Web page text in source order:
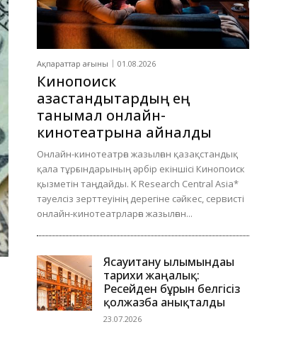
Ақпараттар ағыны 01.08.2026
Кинопоиск
қазақстандықтардың ең
танымал онлайн-
кинотеатрына айналды
Онлайн-кинотеатрға жазылған қазақстандық
қала тұрғындарының әрбір екіншісі Кинопоиск
қызметін таңдайды. K Research Central Asia*
тәуелсіз зерттеуінің дерегіне сәйкес, сервисті
онлайн-кинотеатрларға жазылған...
Ясауитану ғылымындағы
тарихи жаңалық:
Ресейден бұрын белгісіз
қолжазба анықталды
23.07.2026